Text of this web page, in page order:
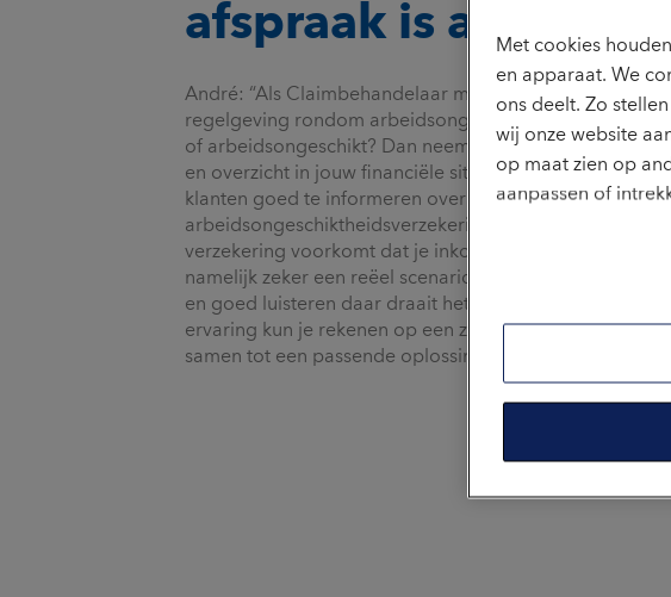
afspraak is afspraak.
André: “Als Claimbehandelaar maak ik je graag wegwijs
regelgeving rondom arbeidsongeschiktheid. Word je
of arbeidsongeschikt? Dan neem ik je aan de hand. Zo
en overzicht in jouw financiële situatie. Ik vind het
klanten goed te informeren over onze
arbeidsongeschiktheidsverzekering. Dat het duidelijk is
verzekering voorkomt dat je inkomen afzakt tot
namelijk zeker een reëel scenario. Inleving in jouw
en goed luisteren daar draait het voor mij om. Door
ervaring kun je rekenen op een zorgvuldige
samen tot een passende oplossing, afspraak is afspraak.”
Met cookies
en apparaat. We
ons deelt. Zo
wij onze website
op maat zien op
aanpassen of